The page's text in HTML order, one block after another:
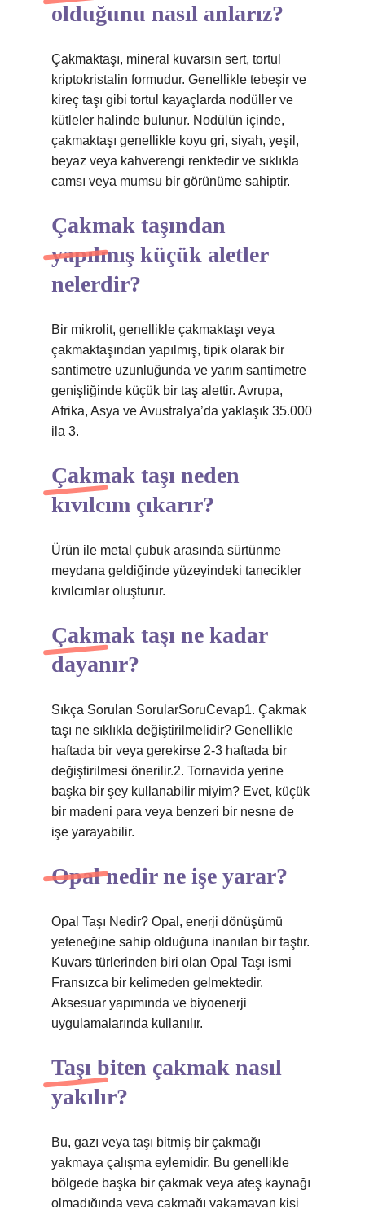
olduğunu nasıl anlarız?
Çakmaktaşı, mineral kuvarsın sert, tortul
kriptokristalin formudur. Genellikle tebeşir ve
kireç taşı gibi tortul kayaçlarda nodüller ve
kütleler halinde bulunur. Nodülün içinde,
çakmaktaşı genellikle koyu gri, siyah, yeşil,
beyaz veya kahverengi renktedir ve sıklıkla
camsı veya mumsu bir görünüme sahiptir.
Çakmak taşından
yapılmış küçük aletler
nelerdir?
Bir mikrolit, genellikle çakmaktaşı veya
çakmaktaşından yapılmış, tipik olarak bir
santimetre uzunluğunda ve yarım santimetre
genişliğinde küçük bir taş alettir. Avrupa,
Afrika, Asya ve Avustralya’da yaklaşık 35.000
ila 3.
Çakmak taşı neden
kıvılcım çıkarır?
Ürün ile metal çubuk arasında sürtünme
meydana geldiğinde yüzeyindeki tanecikler
kıvılcımlar oluşturur.
Çakmak taşı ne kadar
dayanır?
Sıkça Sorulan SorularSoruCevap1. Çakmak
taşı ne sıklıkla değiştirilmelidir? Genellikle
haftada bir veya gerekirse 2-3 haftada bir
değiştirilmesi önerilir.2. Tornavida yerine
başka bir şey kullanabilir miyim? Evet, küçük
bir madeni para veya benzeri bir nesne de
işe yarayabilir.
Opal nedir ne işe yarar?
Opal Taşı Nedir? Opal, enerji dönüşümü
yeteneğine sahip olduğuna inanılan bir taştır.
Kuvars türlerinden biri olan Opal Taşı ismi
Fransızca bir kelimeden gelmektedir.
Aksesuar yapımında ve biyoenerji
uygulamalarında kullanılır.
Taşı biten çakmak nasıl
yakılır?
Bu, gazı veya taşı bitmiş bir çakmağı
yakmaya çalışma eylemidir. Bu genellikle
bölgede başka bir çakmak veya ateş kaynağı
olmadığında veya çakmağı yakamayan kişi